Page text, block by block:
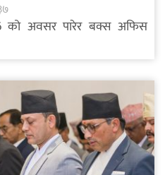
को अवसर पारेर बक्स अफिस